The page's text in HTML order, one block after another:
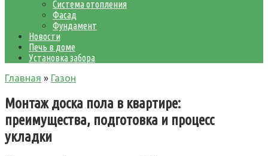
Система отопления
Фасад
Фундамент
Новости
Печь в доме
Установка забора
Главная » Газон
Монтаж доска пола в квартире:
преимущества, подготовка и процесс
укладки